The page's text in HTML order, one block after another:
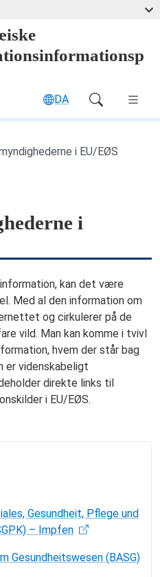
DA
i EU/EØS
i
kan det være
Med al den information om
og cirkulerer på de
vild. Man kan komme i tvivl
hvem der står bag
er videnskabeligt
direkte links til
i EU/EØS.
Gesundheit, Pflege und
– Impfen
Gesundheitswesen (BASG)